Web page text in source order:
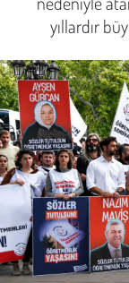
yıllardır
Kadın
Emek
Spor
Çocuk
Kültür Sanat